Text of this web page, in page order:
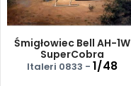
Śmigłowiec Bell AH-1W
SuperCobra
Italeri 0833 - 1/48